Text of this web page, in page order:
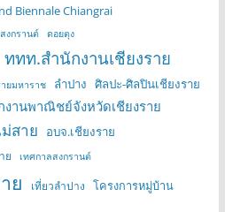
Biennale Chiangrai
งกรานต์ ดอยตุง
ททท.สำนักงานเชียงราย
ยมหาราช ลำปาง ศิลปะ-ศิลปินเชียงราย
งานพาณิชย์จังหวัดเชียงราย
สาย อบจ.เชียงราย
ย เทศกาลสงกรานต์
ย เที่ยวลำปาง โครงการหมู่บ้าน